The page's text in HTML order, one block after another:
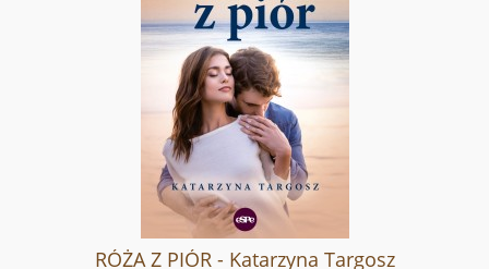
RÓŻA Z PIÓR - Katarzyna Targosz